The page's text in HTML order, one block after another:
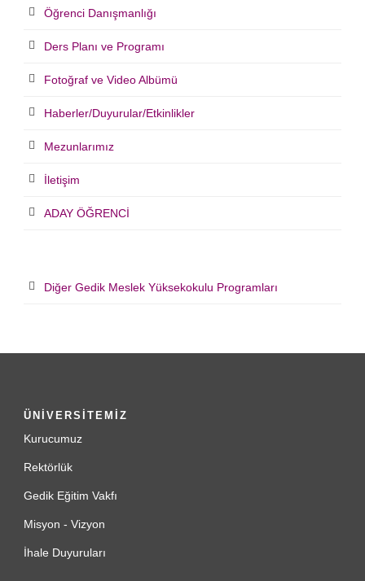
Öğrenci Danışmanlığı
Ders Planı ve Programı
Fotoğraf ve Video Albümü
Haberler/Duyurular/Etkinlikler
Mezunlarımız
İletişim
ADAY ÖĞRENCİ
Diğer Gedik Meslek Yüksekokulu Programları
ÜNİVERSİTEMİZ
Kurucumuz
Rektörlük
Gedik Eğitim Vakfı
Misyon - Vizyon
İhale Duyuruları